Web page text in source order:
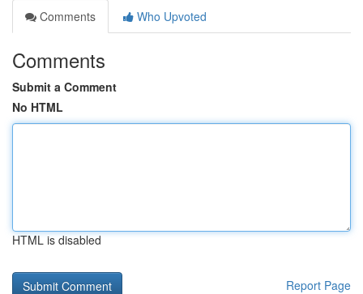
Comments
Who Upvoted
Comments
Submit a Comment
No HTML
HTML is disabled
Report Page